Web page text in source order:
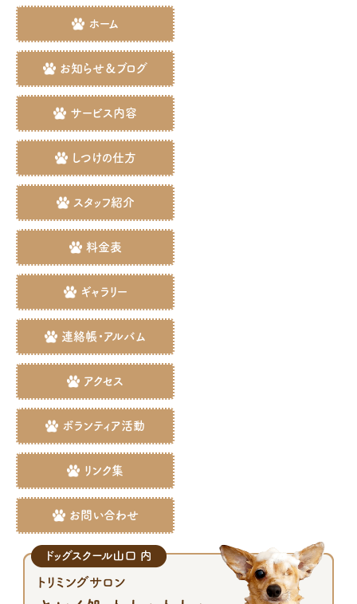
ホーム
お知らせ＆ブログ
サービス内容
しつけの仕方
スタッフ紹介
料金表
ギャラリー
連絡帳・アルバム
アクセス
ボランティア活動
リンク集
お問い合わせ